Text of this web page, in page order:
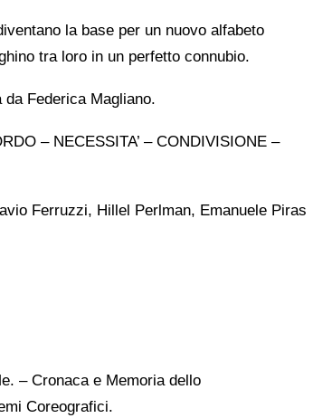
la base per un nuovo alfabeto
tra loro in un perfetto connubio.
Federica Magliano.
– NECESSITA’ – CONDIVISIONE –
Ferruzzi, Hillel Perlman, Emanuele Piras
– Cronaca e Memoria dello
Coreografici.